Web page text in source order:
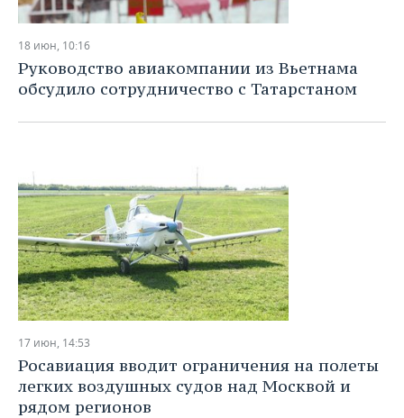
18 июн, 10:16
Руководство авиакомпании из Вьетнама
обсудило сотрудничество с Татарстаном
17 июн, 14:53
Росавиация вводит ограничения на полеты
легких воздушных судов над Москвой и
рядом регионов